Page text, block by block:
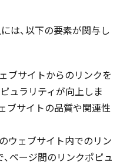
は、以下の要素が関与し
ブサイトからのリンクを
ュラリティが向上しま
ブサイトの品質や関連性
ウェブサイト内でのリン
ページ間のリンクポピュ